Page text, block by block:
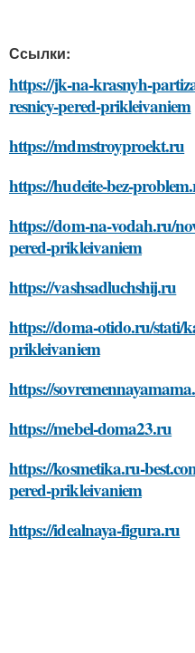
Ссылки:
https://jk-na-krasnyh-
resnicy-pered-prikleivaniem
https://mdmstroyproekt.ru
https://hudeite-bez-
https://dom-na-vodah.ru/
pered-prikleivaniem
https://vashsadluchshij.ru
https://doma-otido.ru/stati/
prikleivaniem
https://
https://mebel-doma23.ru
https://kosmetika.ru-
pered-prikleivaniem
https://idealnaya-figura.ru